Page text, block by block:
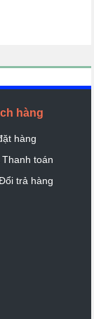
hàng
hàng
toán
trả hàng